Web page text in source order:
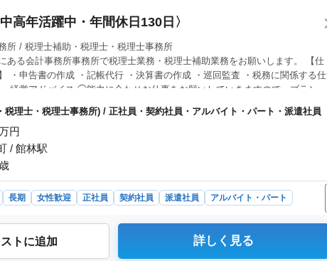
高年活躍中・年間休日130日〉
会計事務所 / 税理士補助・税理士・税理士事務所
ある会計事務所事務所で税理士業務・税理士補助業務をお願いします。 【仕
・申告書の作成 ・記帳代行 ・決算書の作成 ・巡回監査 ・税務に関係する仕
経営アドバイス ◯能力に合わせお仕事をお願いしていきますので、ブランク
歓迎です。 ☆是非ご応募下さい。
税理士・税理士事務所) / 正社員・契約社員・アルバイト・パート・派遣社員
万円
/ 館林駅
長期 女性歓迎 正社員 契約社員 派遣社員
アルバイト・パート
130日＞ 館林市の会計事務所で税理士補助業務をお願いします。申告
ト に追加 詳しく見る